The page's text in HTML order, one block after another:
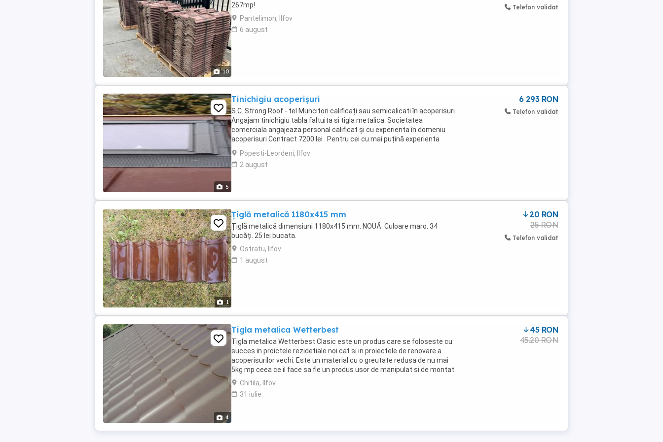
10
267mp!
Pantelimon, Ilfov
6 august
Telefon validat
5
Tinichigiu acoperișuri
S.C. Strong Roof - tel Muncitori calificați sau semicalicati în acoperisuri
Angajam tinichigiu tabla faltuita si tigla metalica. Societatea
comerciala angajeaza personal calificat și cu experienta în domeniu
acoperisuri Contract 7200 lei . Pentru cei cu mai puțină experienta
salariul se discuta ...
Popesti-Leordeni, Ilfov
2 august
6 293 RON
Telefon validat
1
Țiglă metalică 1180x415 mm
Țiglă metalică dimensiuni 1180x415 mm. NOUĂ. Culoare maro. 34
bucăți. 25 lei bucata.
Ostratu, Ilfov
1 august
20 RON
25 RON
Telefon validat
4
Tigla metalica Wetterbest
Tigla metalica Wetterbest Clasic este un produs care se foloseste cu
succes in proictele rezidetiale noi cat si in proiectele de renovare a
acoperisurilor vechi. Este un material cu o greutate redusa de nu mai
5kg mp ceea ce il face sa fie un produs usor de manipulat si de montat.
Chitila, Ilfov
31 iulie
45 RON
45.20 RON